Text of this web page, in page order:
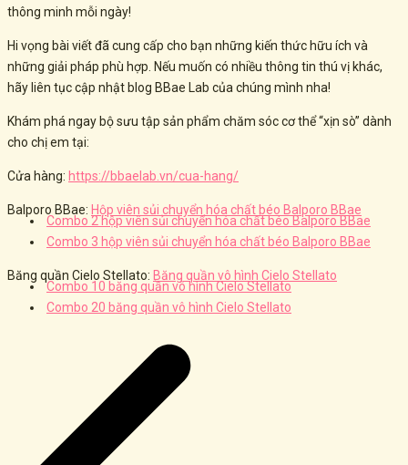
thông minh mỗi ngày!
Hi vọng bài viết đã cung cấp cho bạn những kiến thức hữu ích và
những giải pháp phù hợp. Nếu muốn có nhiều thông tin thú vị khác,
hãy liên tục cập nhật blog BBae Lab của chúng mình nha!
Khám phá ngay bộ sưu tập sản phẩm chăm sóc cơ thể “xịn sò” dành
cho chị em tại:
Cửa hàng: https://bbaelab.vn/cua-hang/
Balporo BBae: Hộp viên sủi chuyển hóa chất béo Balporo BBae
Combo 2 hộp viên sủi chuyển hóa chất béo Balporo BBae
Combo 3 hộp viên sủi chuyển hóa chất béo Balporo BBae
Băng quần Cielo Stellato: Băng quần vô hình Cielo Stellato
Combo 10 băng quần vô hình Cielo Stellato
Combo 20 băng quần vô hình Cielo Stellato